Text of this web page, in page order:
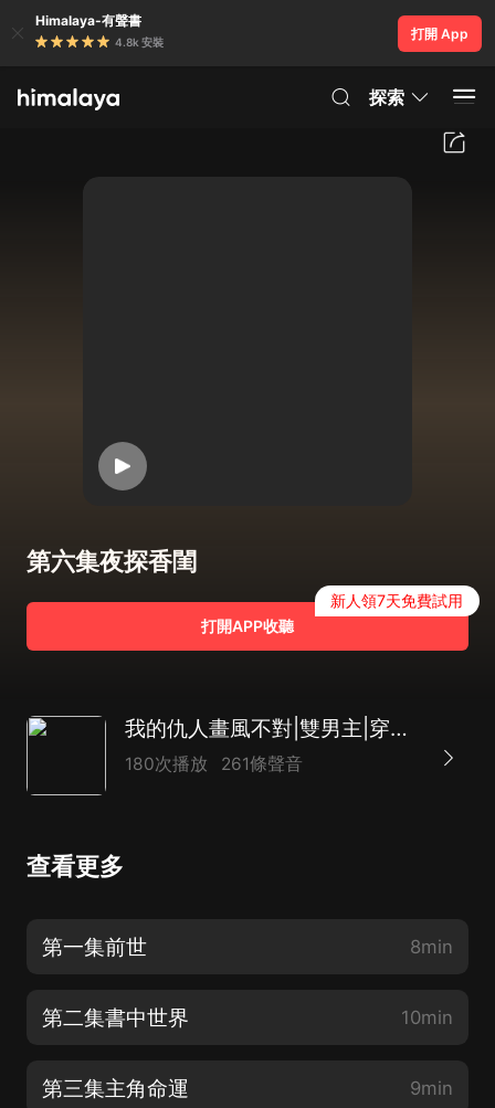
Himalaya-有聲書
4.8k 安裝
打開 App
探索
第六集夜探香閨
打開APP收聽
新人領7天免費試用
我的仇人畫風不對|雙男主|穿越修仙|多人有聲書
180次播放 261條聲音
查看更多
第一集前世 8min
第二集書中世界 10min
第三集主角命運 9min